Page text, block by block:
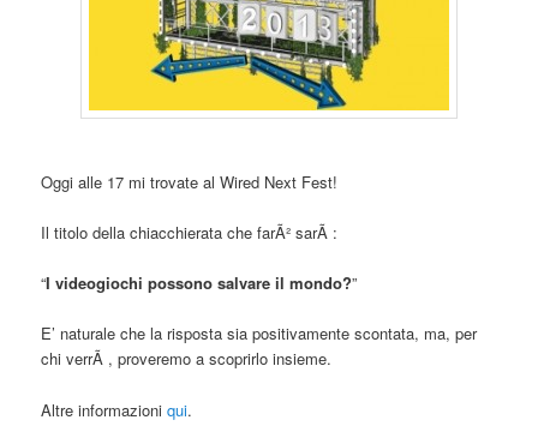
Oggi alle 17 mi trovate al Wired Next Fest!
Il titolo della chiacchierata che farÃ² sarÃ :
“I videogiochi possono salvare il mondo?”
E’ naturale che la risposta sia positivamente scontata, ma, per
chi verrÃ , proveremo a scoprirlo insieme.
Altre informazioniqui.